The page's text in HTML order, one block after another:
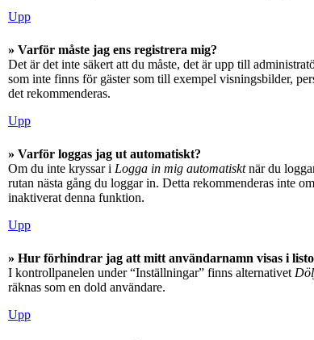
Upp
» Varför måste jag ens registrera mig?
Det är det inte säkert att du måste, det är upp till
som inte finns för gäster som till exempel visningsbilder,
det rekommenderas.
Upp
» Varför loggas jag ut automatiskt?
Om du inte kryssar i Logga in mig automatisktnär du
rutan nästa gång du loggar in. Detta rekommenderas inte
inaktiverat denna funktion.
Upp
» Hur förhindrar jag att mitt användarnamn visas i
I kontrollpanelen under “Inställningar” finns alternativet
räknas som en dold användare.
Upp